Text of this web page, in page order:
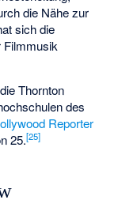
die Nähe zur
sich die
Filmmusik
Thornton
des
Reporter
25.[25]